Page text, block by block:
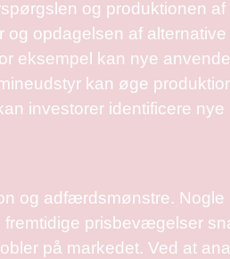
og produktionen
opdagelsen af
eksempel kan nye
kan øge
investorer identificere nye
og adfærdsmønstre. Nogle
prisbevægelser
på markedet. Ved at